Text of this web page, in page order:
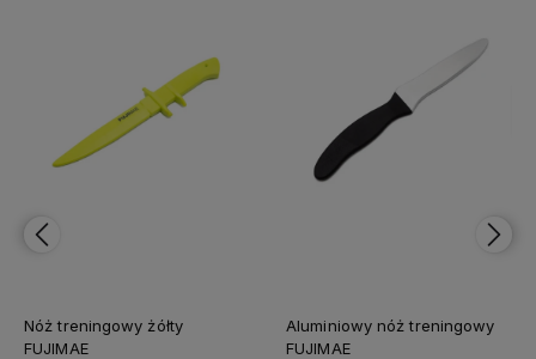
Nóż treningowy żółty
FUJIMAE
Aluminiowy nóż treningowy
FUJIMAE